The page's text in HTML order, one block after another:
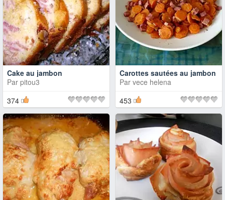
Cake au jambon
Par pitou3
374
Carottes sautées au jambon
Par vece helena
453